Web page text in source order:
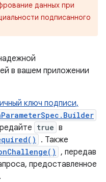
данных при
подписанного
в вашем приложении
ключ подписи,
true в
. Также
, передав
предоставленное